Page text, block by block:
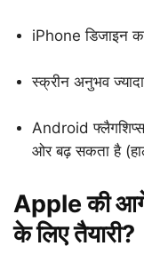
iPhone डिजाइन
स्क्रीन अनुभव
Android
ओर बढ़ सकता है
Apple की
के लिए तैयारी?